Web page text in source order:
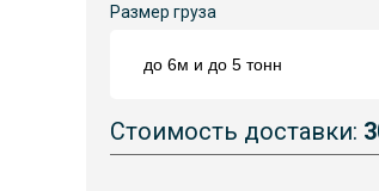
Размер груза
Стоимость доставки: